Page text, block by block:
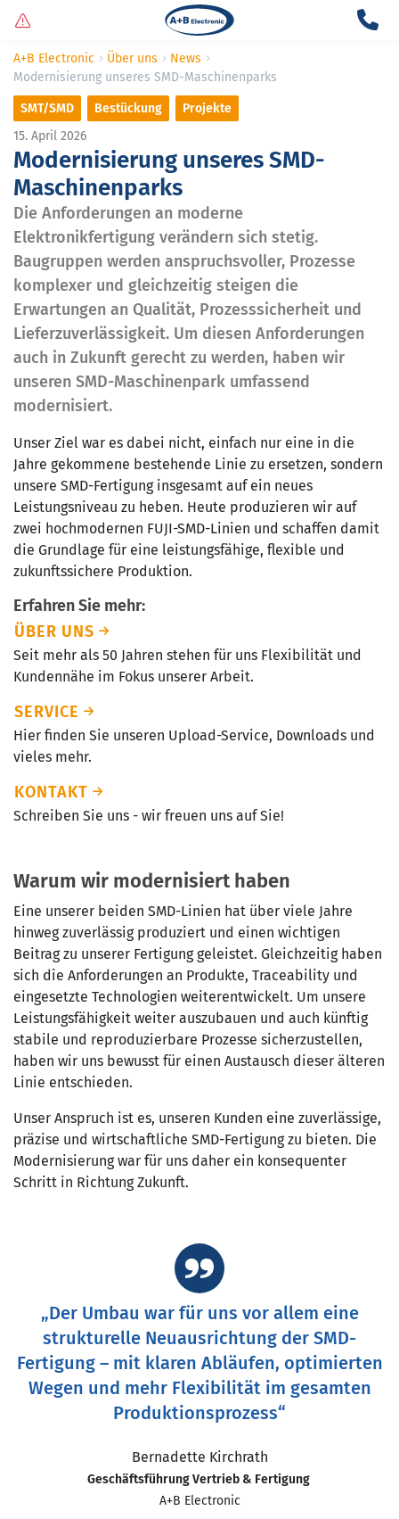
A+B Electronic Über uns
News
Modernisierung unseres SMD-Maschinenparks
SMT/SMD Bestückung
Projekte
15. April 2026
Modernisierung unseres SMD-
Maschinenparks
Die Anforderungen an moderne
Elektronikfertigung verändern sich stetig.
Baugruppen werden anspruchsvoller, Prozesse
komplexer und gleichzeitig steigen die
Erwartungen an Qualität, Prozesssicherheit und
Lieferzuverlässigkeit. Um diesen Anforderungen
auch in Zukunft gerecht zu werden, haben wir
unseren SMD-Maschinenpark umfassend
modernisiert.
Unser Ziel war es dabei nicht, einfach nur eine in die
Jahre gekommene bestehende Linie zu ersetzen, sondern
unsere SMD-Fertigung insgesamt auf ein neues
Leistungsniveau zu heben. Heute produzieren wir auf
zwei hochmodernen FUJI-SMD-Linien und schaffen damit
die Grundlage für eine leistungsfähige, flexible und
zukunftssichere Produktion.
Erfahren Sie mehr:
ÜBER UNS
Seit mehr als 50 Jahren stehen für uns Flexibilität und
Kundennähe im Fokus unserer Arbeit.
SERVICE
Hier finden Sie unseren Upload-Service, Downloads und
vieles mehr.
KONTAKT
Schreiben Sie uns - wir freuen uns auf Sie!
Warum wir modernisiert haben
Eine unserer beiden SMD-Linien hat über viele Jahre
hinweg zuverlässig produziert und einen wichtigen
Beitrag zu unserer Fertigung geleistet. Gleichzeitig haben
sich die Anforderungen an Produkte, Traceability und
eingesetzte Technologien weiterentwickelt. Um unsere
Leistungsfähigkeit weiter auszubauen und auch künftig
stabile und reproduzierbare Prozesse sicherzustellen,
haben wir uns bewusst für einen Austausch dieser älteren
Linie entschieden.
Unser Anspruch ist es, unseren Kunden eine zuverlässige,
präzise und wirtschaftliche SMD-Fertigung zu bieten. Die
Modernisierung war für uns daher ein konsequenter
Schritt in Richtung Zukunft.
„Der Umbau war für uns vor allem eine
strukturelle Neuausrichtung der SMD-
Fertigung – mit klaren Abläufen, optimierten
Wegen und mehr Flexibilität im gesamten
Produktionsprozess“
Bernadette Kirchrath
Geschäftsführung Vertrieb & Fertigung
A+B Electronic